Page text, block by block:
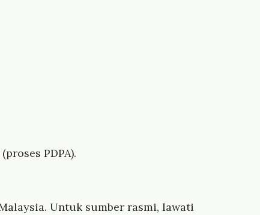
PDPA).
Untuk sumber rasmi, lawati